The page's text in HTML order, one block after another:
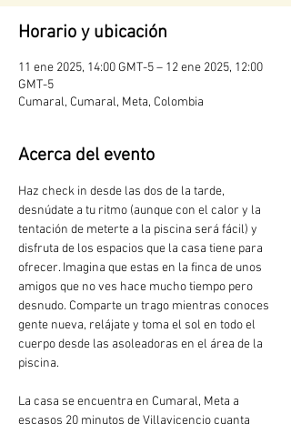
Horario y ubicación
11 ene 2025, 14:00 GMT-5 – 12 ene 2025, 12:00
GMT-5
Cumaral, Cumaral, Meta, Colombia
Acerca del evento
Haz check in desde las dos de la tarde,
desnúdate a tu ritmo (aunque con el calor y la
tentación de meterte a la piscina será fácil) y
disfruta de los espacios que la casa tiene para
ofrecer. Imagina que estas en la finca de unos
amigos que no ves hace mucho tiempo pero
desnudo. Comparte un trago mientras conoces
gente nueva, relájate y toma el sol en todo el
cuerpo desde las asoleadoras en el área de la
piscina.
La casa se encuentra en Cumaral, Meta a
escasos 20 minutos de Villavicencio cuanta